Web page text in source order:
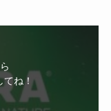
ね！